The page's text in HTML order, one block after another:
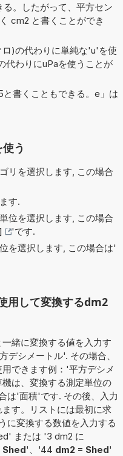
る。したがって、平方セン
cm2 と書くことができ
)の代わりに単純な'u'を使
代わりにuPaを使うことが
と書くこともできる。e」は
う
リを選択します, この場合
す.
位を選択します, この場合
'です.
を選択します, この場合は'
用して変換するdm2
緒に変換する値を入力す
デシメートル'. その場合、
できます例：'平方デシメ
は、変換する測定単位の
は'面積'です. その後、入力
す。リストには最初に求
に変換する数値を入力する
または '3 dm2 に
Shed'、'44 dm2 = Shed'